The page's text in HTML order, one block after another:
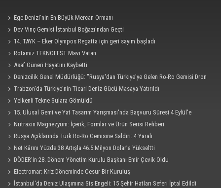
Ege Denizi’nin En Büyük Mercan Ormanı
Dev Vinç Gemisi İstanbul Boğazı'ndan Geçti
14. TAYK – Eker Olympos Regatta için geri sayım başladı
Rotamız TEKNOFEST Mavi Vatan
Asaf Güneri Hayatını Kaybetti
Denizcilik Genel Müdürlüğü: "Rusya'dan Türkiye'ye Gelen Ro-Ro Gemisi Dron
Saldırısına Uğradı"
Trabzon'da Türkiye'nin Ticari Deniz Gücü Masaya Yatırıldı
Yelkenli Tekne Sulara Gömüldü
15. Ulusal Gemi ve Yat Tasarım Yarışması'nda Başvuru Süresi 4 Eylül'e
Uzatıldı
Nutraxin Magnezyum: İçerik, Formlar ve Ürün Serisi Rehberi
Rusya Açıklarında Türk Ro-Ro Gemisine Saldırı: 4 Yaralı
Net Kârını Yüzde 38 Artışla 46.5 Milyon Dolar’a Yükseltti
DÖDER'in 28. Dönem Yönetim Kurulu Başkanı Emir Çevik Oldu
Electromar: Kriz Döneminde Cesur Bir Kuruluş
İstanbul'da Deniz Ulaşımına Sis Engeli: 15 Şehir Hatları Seferi İptal Edildi